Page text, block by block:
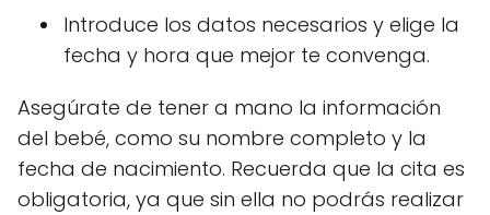
Introduce los datos necesarios y elige la
fecha y hora que mejor te convenga.
Asegúrate de tener a mano la información
del bebé, como su nombre completo y la
fecha de nacimiento. Recuerda que la cita es
obligatoria, ya que sin ella no podrás realizar